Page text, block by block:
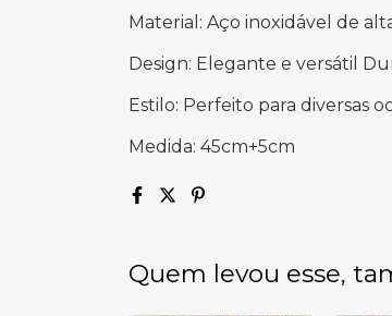
Material: Aço inoxidável de
Design: Elegante e versátil
Estilo: Perfeito para diversas
Medida: 45cm+5cm
Quem levou esse,